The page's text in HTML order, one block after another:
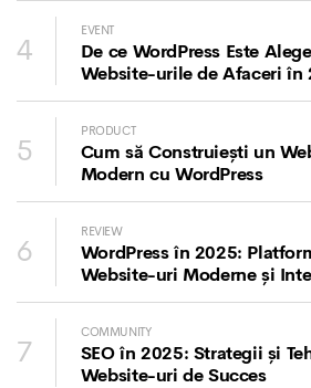
4
EVENT
De ce WordPress Este
Website-urile de Afaceri în
5
PRODUCT
Cum să Construiești un
Modern cu WordPress
6
REVIEW
WordPress în 2025:
Website-uri Moderne și
7
COMMUNITY
SEO în 2025: Strategii și
Website-uri de Succes